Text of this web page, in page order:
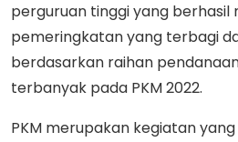
perguruan tinggi yang berhasil
pemeringkatan yang terbagi
berdasarkan raihan
terbanyak pada PKM 2022.
PKM merupakan kegiatan